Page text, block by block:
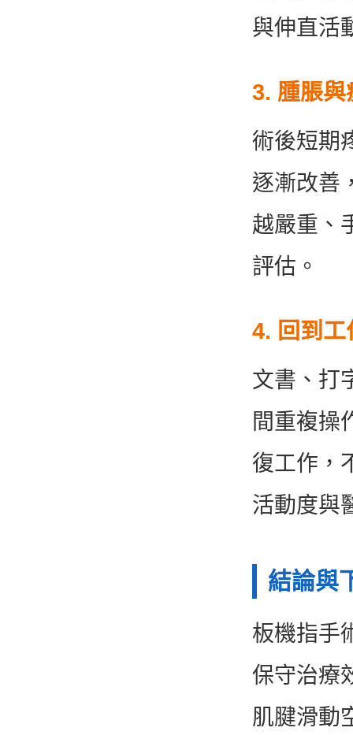
與伸直活
3. 腫脹與
術後短期
逐漸改善
越嚴重、
評估。
4. 回到工
文書、打
間重複操
復工作，
活動度與
結論與
板機指手
保守治療
肌腱滑動